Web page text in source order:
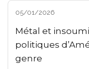
05/01/2026
Métal et
politiques
genre